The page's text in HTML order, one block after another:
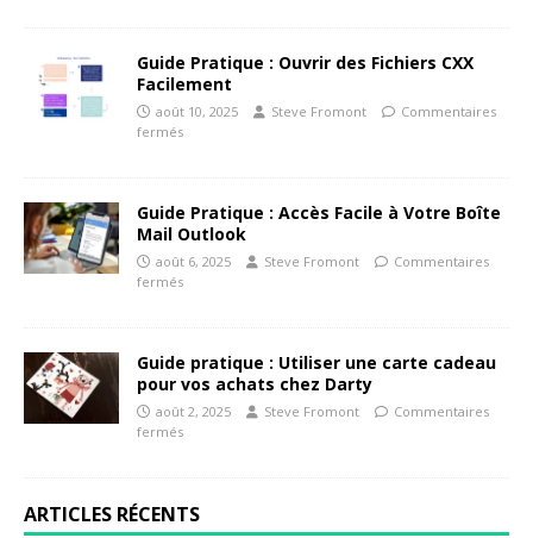
Guide Pratique : Ouvrir des Fichiers CXX
Facilement
août 10, 2025 Steve Fromont
Commentaires
fermés
Guide Pratique : Accès Facile à Votre Boîte
Mail Outlook
août 6, 2025 Steve Fromont
Commentaires
fermés
Guide pratique : Utiliser une carte cadeau
pour vos achats chez Darty
août 2, 2025 Steve Fromont
Commentaires
fermés
ARTICLES RÉCENTS